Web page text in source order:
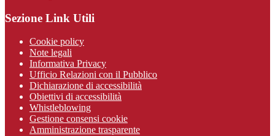
Sezione Link Utili
Cookie policy
Note legali
Informativa Privacy
Ufficio Relazioni con il Pubblico
Dichiarazione di accessibilità
Obiettivi di accessibilità
Whistleblowing
Gestione consensi cookie
Amministrazione trasparente